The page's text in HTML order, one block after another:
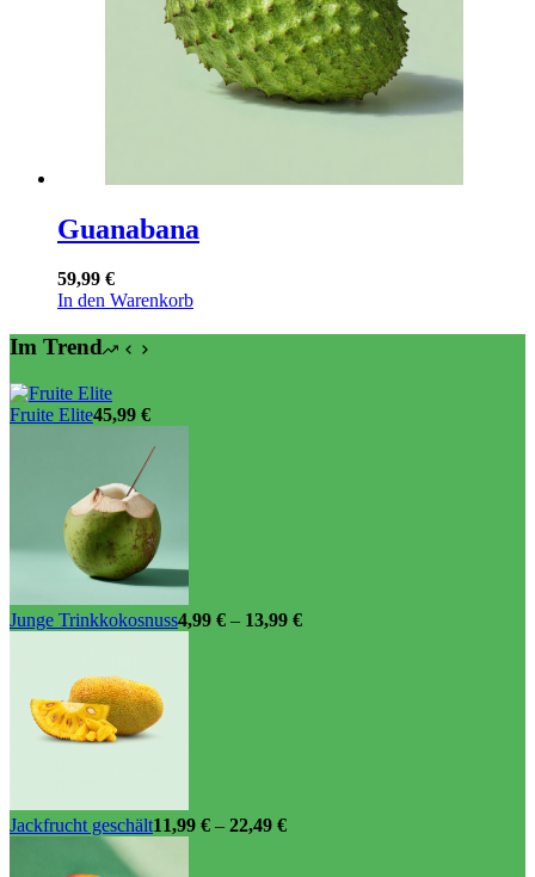
Guanabana
59,99 €
In den Warenkorb
Im Trend
Fruite Elite45,99 €
Junge Trinkkokosnuss4,99 € – 13,99 €
Jackfrucht geschält11,99 € – 22,49 €